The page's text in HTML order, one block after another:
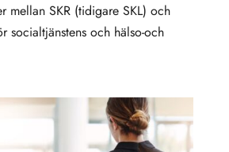
mellan SKR (tidigare SKL) och
socialtjänstens och hälso-och